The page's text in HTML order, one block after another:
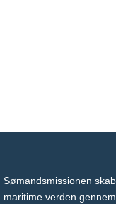
Sømandsmissionen
maritime verden